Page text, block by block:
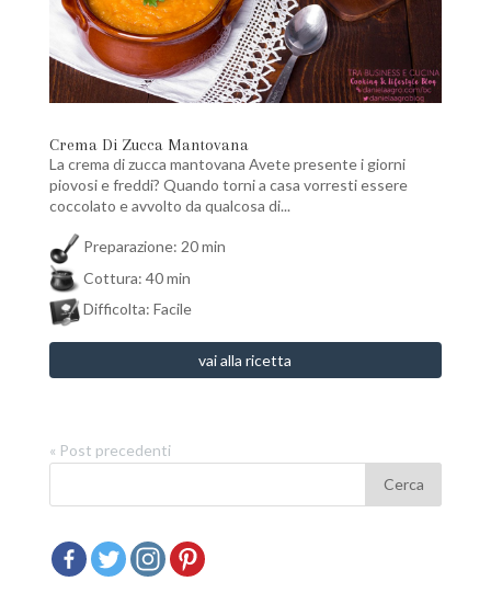
Crema Di Zucca Mantovana
La crema di zucca mantovana Avete presente i giorni
piovosi e freddi? Quando torni a casa vorresti essere
coccolato e avvolto da qualcosa di...
Preparazione: 20 min
Cottura: 40 min
Difficolta: Facile
vai alla ricetta
« Post precedenti